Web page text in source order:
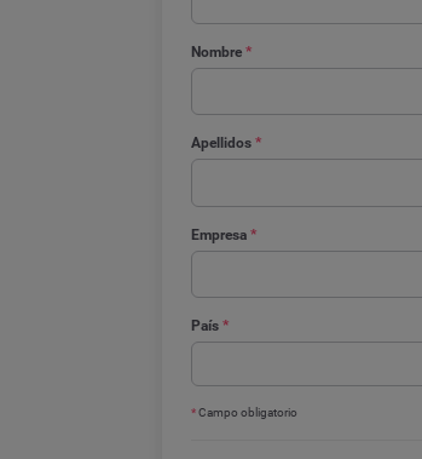
Nombre *
Apellidos *
Empresa *
País *
*Campo obligatorio